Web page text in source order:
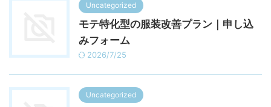
Uncategorized
モテ特化型の服装改善プラン｜申し込
みフォーム
2026/7/25
Uncategorized